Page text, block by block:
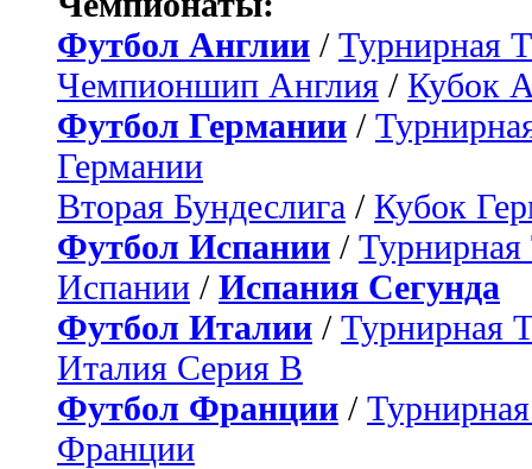
Футбол Англии / Турнирная
Чемпионшип Англия / Кубок
Футбол Германии /
Германии
Вторая Бундеслига / Кубок
Футбол Испании / Турнирная
Испании / Испания Сегунда
Футбол Италии / Турнирная
Италия Серия B
Футбол Франции /
Франции